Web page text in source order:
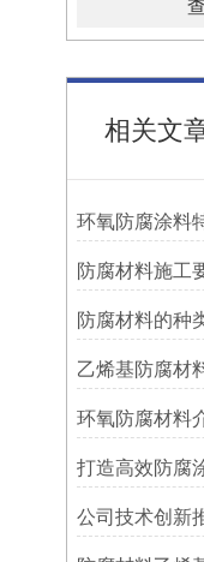
相关文
环氧防腐涂料
防腐材料施工
防腐材料的种
乙烯基防腐材
环氧防腐材料
打造高效防腐
公司技术创新